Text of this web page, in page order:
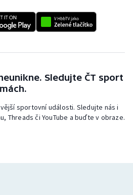
Sledujte ČT sport
sportovní události. Sledujte nás i
Threads či YouTube a buďte v obraze.